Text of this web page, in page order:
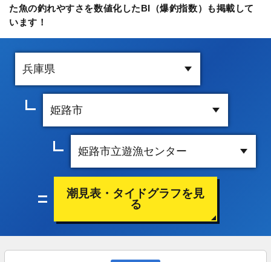
た魚の釣れやすさを数値化したBI（爆釣指数）も掲載して
います！
潮見表・タイドグラフを見
る